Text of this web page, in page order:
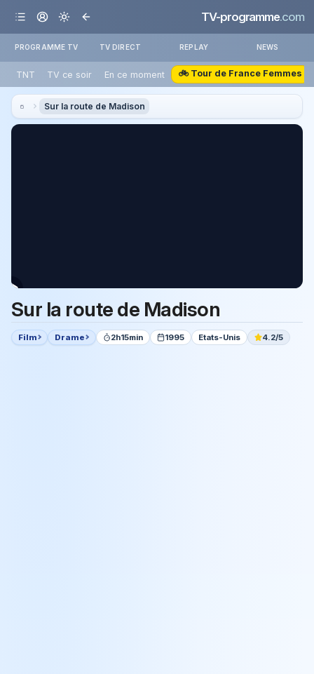
TV-programme.com
PROGRAMME TV TV DIRECT REPLAY NEWS
TNT TV ce soir En ce moment 🚲 Tour de France Femmes
Sur la route de Madison
Sur la route de Madison
Film Drame 2h15min 1995 Etats-Unis 4.2/5